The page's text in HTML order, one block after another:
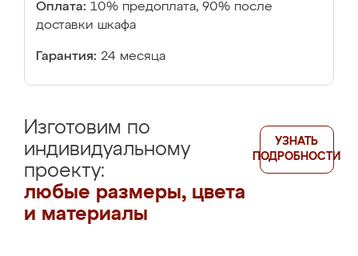
Оплата: 10% предоплата, 90% после
доставки шкафа
Гарантия: 24 месяца
Изготовим по
индивидуальному
проекту:
любые размеры, цвета
и материалы
УЗНАТЬ
ПОДРОБНОСТИ